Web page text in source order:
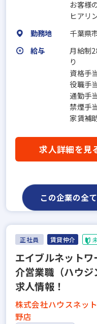
お客様
ヒアリ
勤務地
千葉県
給与
月給制
り
資格手
役職手
通勤手
禁煙手
家賃補
求人詳細を見
この企業の全
正社員 賃貸仲介
エイブルネット
介営業職（ハウ
求人情報！
株式会社ハウスネッ
野店